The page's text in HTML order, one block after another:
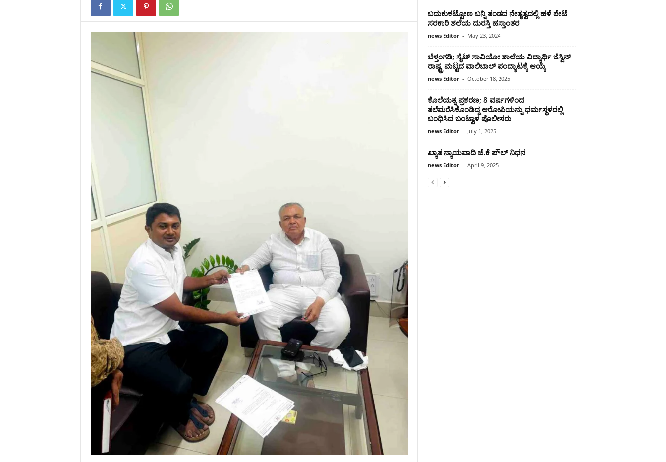
ಬದುಕುಕಟ್ಟೋಣ ಬನ್ನಿ ತಂಡದ ನೇತೃತ್ವದಲ್ಲಿ ಹಳೆ ಪೇಟೆ
ಸರಕಾರಿ ಶಲೆಯ ದುರಸ್ತಿ ಹಸ್ತಾಂತರ
news Editor - May 23, 2024
ಬೆಳ್ತಂಗಡಿ; ಸೈಟ್ ಸಾವಿಯೋ ಶಾಲೆಯ ವಿದ್ಯಾರ್ಥಿ ಜೆಸ್ವಿನ್
ರಾಷ್ಟ್ರ ಮಟ್ಟದ ವಾಲಿಬಾಲ್ ಪಂದ್ಯಾಟಕ್ಕೆ‌ ಆಯ್ಕೆ
news Editor - October 18, 2025
ಕೊಲೆಯತ್ನ ಪ್ರಕರಣ; 8 ವರ್ಷಗಳಿಂದ
ತಲೆಮರೆಸಿಕೊಂಡಿದ್ದ ಆರೋಪಿಯನ್ನು ಧರ್ಮಸ್ಥಳದಲ್ಲಿ
ಬಂಧಿಸಿದ ಬಂಟ್ವಾಳ ಪೊಲೀಸರು
news Editor - July 1, 2025
ಖ್ಯಾತ ನ್ಯಾಯವಾದಿ ಜೆ.ಕೆ ಪೌಲ್ ನಿಧನ
news Editor - April 9, 2025